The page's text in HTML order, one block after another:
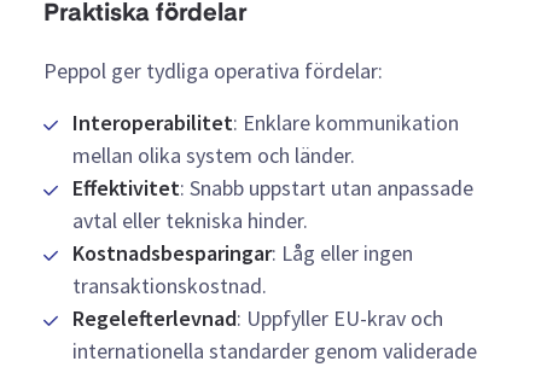
Praktiska fördelar
Peppol ger tydliga operativa fördelar:
Interoperabilitet: Enklare kommunikation
mellan olika system och länder.
Effektivitet: Snabb uppstart utan anpassade
avtal eller tekniska hinder.
Kostnadsbesparingar: Låg eller ingen
transaktionskostnad.
Regelefterlevnad: Uppfyller EU-krav och
internationella standarder genom validerade